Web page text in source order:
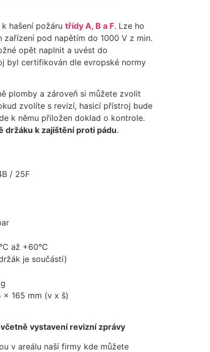
hašení požáru třídy A, B a F. Lze ho
pod napětím do 1000 V z min.
opět naplnit a uvést do
byl certifikován dle evropské normy
plomby a zároveň si můžete zvolit
zvolíte s revizí, hasicí přístroj bude
k němu přiložen doklad o kontrole.
držáku k zajištění proti pádu.
/ 25F
až +60°C
je součástí)
x 165 mm (v x š)
vystavení revizní zprávy
v areálu naší firmy kde můžete